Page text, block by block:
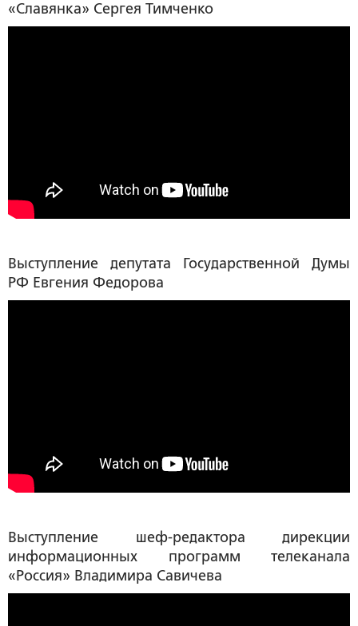
«Славянка» Сергея Тимченко
Выступление депутата Государственной Думы
РФ Евгения Федорова
Выступление шеф-редактора дирекции
информационных программ телеканала
«Россия» Владимира Савичева